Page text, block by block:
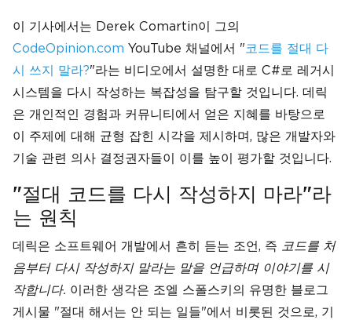
이 기사에서는 Derek Comartin이 그의
CodeOpinion.com YouTube 채널에서 "코드를 절대 다
시 쓰지 말라?"라는 비디오에서 설명한 대로 C#로 레거시
시스템을 다시 작성하는 복잡성을 탐구할 것입니다. 데릭
은 개인적인 경험과 커뮤니티에서 얻은 지혜를 바탕으로
이 주제에 대해 균형 잡힌 시각을 제시하며, 많은 개발자와
기술 관련 의사 결정권자들이 이를 높이 평가할 것입니다.
"절대 코드를 다시 작성하지 마라"라
는 원칙
데릭은 소프트웨어 개발에서 흔히 듣는 조언, 즉 코드를 처
음부터 다시 작성하지 말라는 말을 언급하며 이야기를 시
작합니다. 이러한 생각은 조엘 스폴스키의 유명한 블로그
게시물 "절대 해서는 안 되는 일들"에서 비롯된 것으로, 기